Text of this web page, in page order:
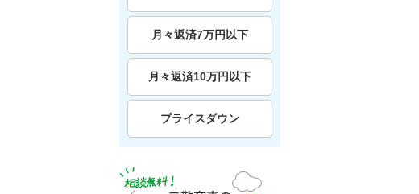
月々返済7万円以下
月々返済10万円以下
プライスダウン